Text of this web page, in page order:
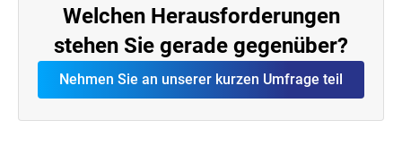
Welchen Herausforderungen
stehen Sie gerade gegenüber?
Nehmen Sie an unserer kurzen Umfrage teil